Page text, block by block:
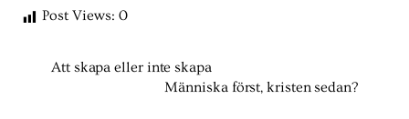
Post Views: 0
Att skapa eller inte skapa
Människa först, kristen sedan?